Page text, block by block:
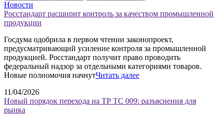
Новости
Росстандарт расширит контроль за качеством промышленной
продукции
Госдума одобрила в первом чтении законопроект,
предусматривающий усиление контроля за промышленной
продукцией. Росстандарт получит право проводить
федеральный надзор за отдельными категориями товаров.
Новые полномочия начнутЧитать далее
11/04/2026
Новый порядок перехода на ТР ТС 009: разъяснения для
рынка